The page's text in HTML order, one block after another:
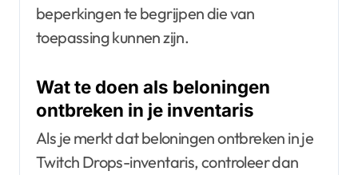
beperkingen te begrijpen die van
toepassing kunnen zijn.
Wat te doen als beloningen
ontbreken in je inventaris
Als je merkt dat beloningen ontbreken in je
Twitch Drops-inventaris, controleer dan